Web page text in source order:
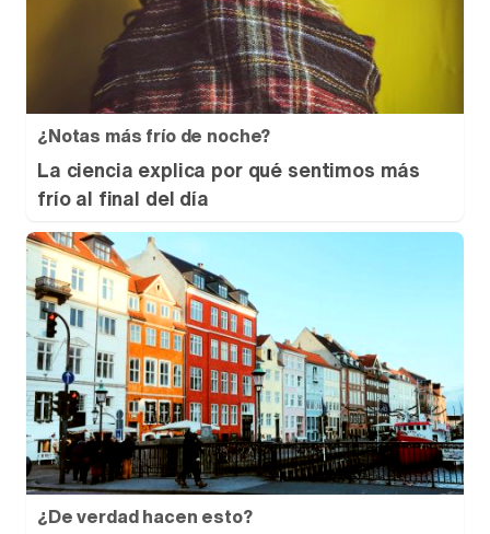
¿Notas más frío de noche?
La ciencia explica por qué sentimos más
frío al final del día
¿De verdad hacen esto?